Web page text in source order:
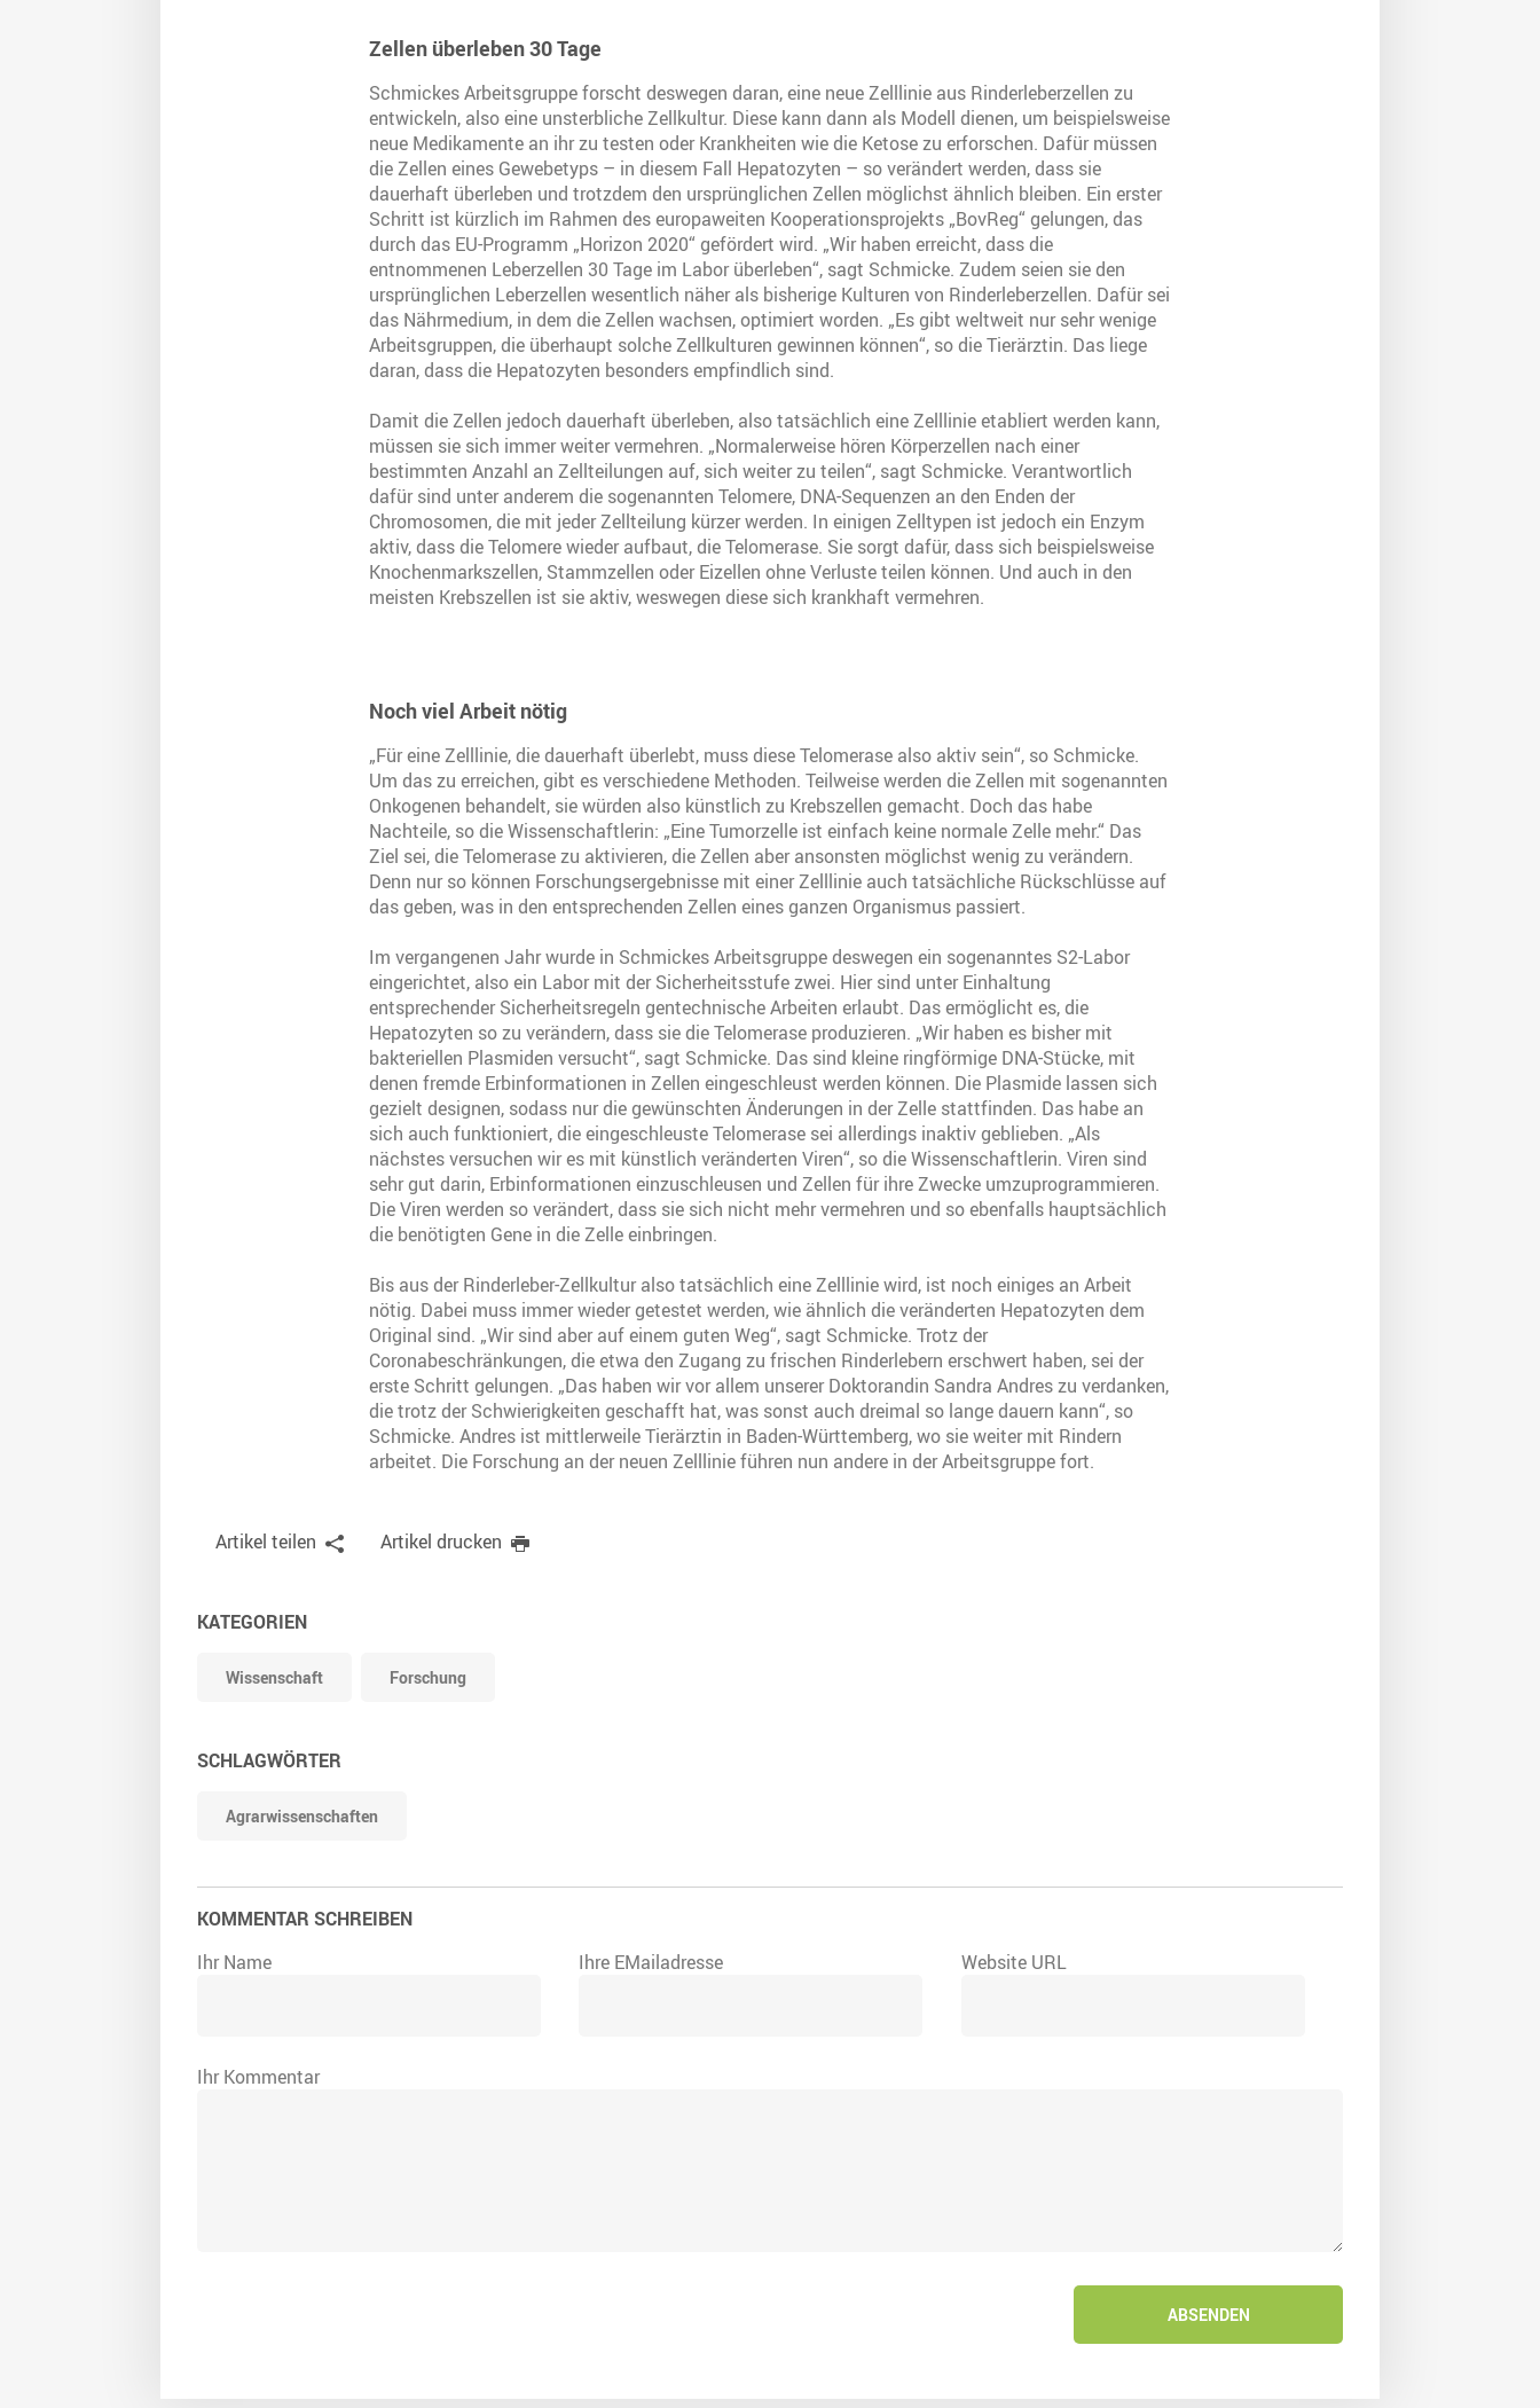
Zellen überleben 30 Tage
Schmickes Arbeitsgruppe forscht deswegen daran, eine neue Zelllinie aus Rinderleberzellen zu
entwickeln, also eine unsterbliche Zellkultur. Diese kann dann als Modell dienen, um beispielsweise
neue Medikamente an ihr zu testen oder Krankheiten wie die Ketose zu erforschen. Dafür müssen
die Zellen eines Gewebetyps – in diesem Fall Hepatozyten – so verändert werden, dass sie
dauerhaft überleben und trotzdem den ursprünglichen Zellen möglichst ähnlich bleiben. Ein erster
Schritt ist kürzlich im Rahmen des europaweiten Kooperationsprojekts „BovReg“ gelungen, das
durch das EU-Programm „Horizon 2020“ gefördert wird. „Wir haben erreicht, dass die
entnommenen Leberzellen 30 Tage im Labor überleben“, sagt Schmicke. Zudem seien sie den
ursprünglichen Leberzellen wesentlich näher als bisherige Kulturen von Rinderleberzellen. Dafür sei
das Nährmedium, in dem die Zellen wachsen, optimiert worden. „Es gibt weltweit nur sehr wenige
Arbeitsgruppen, die überhaupt solche Zellkulturen gewinnen können“, so die Tierärztin. Das liege
daran, dass die Hepatozyten besonders empfindlich sind.
Damit die Zellen jedoch dauerhaft überleben, also tatsächlich eine Zelllinie etabliert werden kann,
müssen sie sich immer weiter vermehren. „Normalerweise hören Körperzellen nach einer
bestimmten Anzahl an Zellteilungen auf, sich weiter zu teilen“, sagt Schmicke. Verantwortlich
dafür sind unter anderem die sogenannten Telomere, DNA-Sequenzen an den Enden der
Chromosomen, die mit jeder Zellteilung kürzer werden. In einigen Zelltypen ist jedoch ein Enzym
aktiv, dass die Telomere wieder aufbaut, die Telomerase. Sie sorgt dafür, dass sich beispielsweise
Knochenmarkszellen, Stammzellen oder Eizellen ohne Verluste teilen können. Und auch in den
meisten Krebszellen ist sie aktiv, weswegen diese sich krankhaft vermehren.
Noch viel Arbeit nötig
„Für eine Zelllinie, die dauerhaft überlebt, muss diese Telomerase also aktiv sein“, so Schmicke.
Um das zu erreichen, gibt es verschiedene Methoden. Teilweise werden die Zellen mit sogenannten
Onkogenen behandelt, sie würden also künstlich zu Krebszellen gemacht. Doch das habe
Nachteile, so die Wissenschaftlerin: „Eine Tumorzelle ist einfach keine normale Zelle mehr.“ Das
Ziel sei, die Telomerase zu aktivieren, die Zellen aber ansonsten möglichst wenig zu verändern.
Denn nur so können Forschungsergebnisse mit einer Zelllinie auch tatsächliche Rückschlüsse auf
das geben, was in den entsprechenden Zellen eines ganzen Organismus passiert.
Im vergangenen Jahr wurde in Schmickes Arbeitsgruppe deswegen ein sogenanntes S2-Labor
eingerichtet, also ein Labor mit der Sicherheitsstufe zwei. Hier sind unter Einhaltung
entsprechender Sicherheitsregeln gentechnische Arbeiten erlaubt. Das ermöglicht es, die
Hepatozyten so zu verändern, dass sie die Telomerase produzieren. „Wir haben es bisher mit
bakteriellen Plasmiden versucht“, sagt Schmicke. Das sind kleine ringförmige DNA-Stücke, mit
denen fremde Erbinformationen in Zellen eingeschleust werden können. Die Plasmide lassen sich
gezielt designen, sodass nur die gewünschten Änderungen in der Zelle stattfinden. Das habe an
sich auch funktioniert, die eingeschleuste Telomerase sei allerdings inaktiv geblieben. „Als
nächstes versuchen wir es mit künstlich veränderten Viren“, so die Wissenschaftlerin. Viren sind
sehr gut darin, Erbinformationen einzuschleusen und Zellen für ihre Zwecke umzuprogrammieren.
Die Viren werden so verändert, dass sie sich nicht mehr vermehren und so ebenfalls hauptsächlich
die benötigten Gene in die Zelle einbringen.
Bis aus der Rinderleber-Zellkultur also tatsächlich eine Zelllinie wird, ist noch einiges an Arbeit
nötig. Dabei muss immer wieder getestet werden, wie ähnlich die veränderten Hepatozyten dem
Original sind. „Wir sind aber auf einem guten Weg“, sagt Schmicke. Trotz der
Coronabeschränkungen, die etwa den Zugang zu frischen Rinderlebern erschwert haben, sei der
erste Schritt gelungen. „Das haben wir vor allem unserer Doktorandin Sandra Andres zu verdanken,
die trotz der Schwierigkeiten geschafft hat, was sonst auch dreimal so lange dauern kann“, so
Schmicke. Andres ist mittlerweile Tierärztin in Baden-Württemberg, wo sie weiter mit Rindern
arbeitet. Die Forschung an der neuen Zelllinie führen nun andere in der Arbeitsgruppe fort.
Artikel teilen Artikel drucken
KATEGORIEN
Wissenschaft Forschung
SCHLAGWÖRTER
Agrarwissenschaften
KOMMENTAR SCHREIBEN
Ihr Name
Ihre EMailadresse Website URL
Ihr Kommentar
ABSENDEN